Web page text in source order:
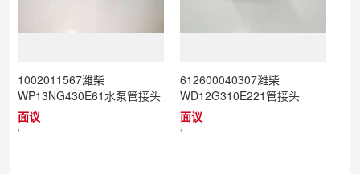
1002011567潍柴
WP13NG430E61水泵管接头
面议
'
612600040307潍柴
WD12G310E221管接头
面议
'